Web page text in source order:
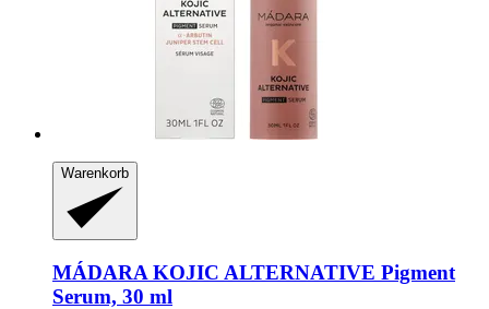
Warenkorb
MÁDARA KOJIC ALTERNATIVE Pigment
Serum, 30 ml